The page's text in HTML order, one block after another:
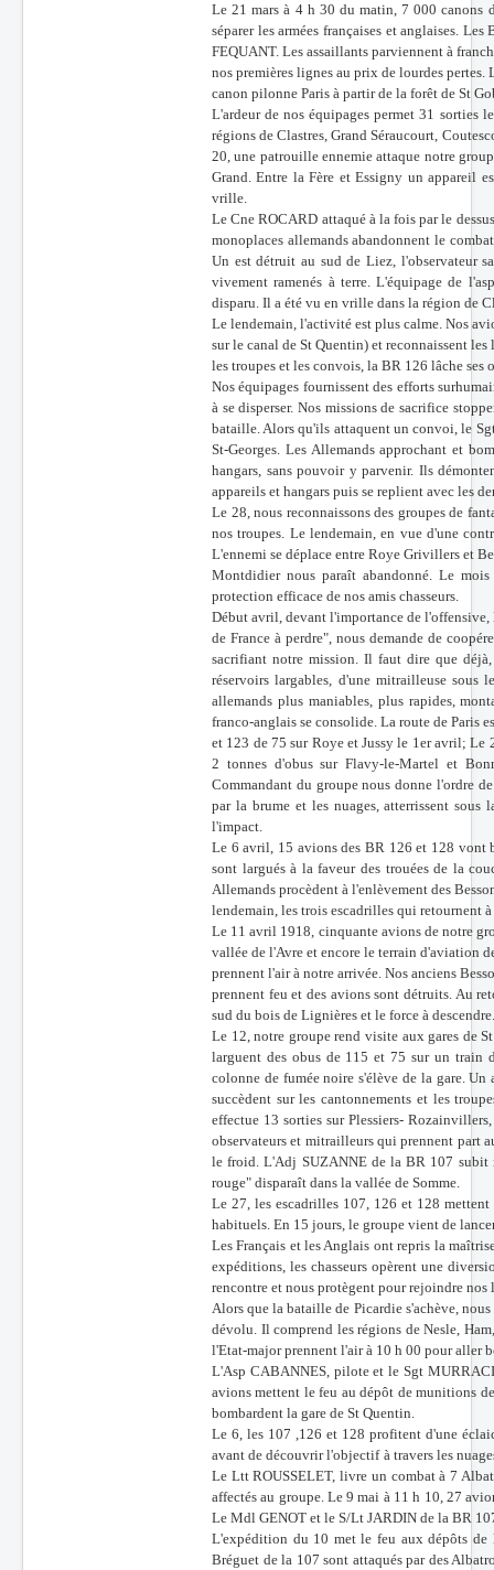
Le 21 mars à 4 h 30 du matin, 7 000 canons
séparer les armées françaises et anglaises.
FEQUANT. Les assaillants parviennent à
nos premières lignes au prix de lourdes
canon pilonne Paris à partir de la forêt de St
L'ardeur de nos équipages permet 31 sorties
régions de Clastres, Grand Séraucourt,
20, une patrouille ennemie attaque notre
Grand. Entre la Fère et Essigny un appareil
vrille.
Le Cne ROCARD attaqué à la fois par le
monoplaces allemands abandonnent le
Un est détruit au sud de Liez, l'observateur
vivement ramenés à terre. L'équipage de
disparu. Il a été vu en vrille dans la région de
Le lendemain, l'activité est plus calme. Nos
sur le canal de St Quentin) et reconnaissent
les troupes et les convois, la BR 126 lâche ses
Nos équipages fournissent des efforts
à se disperser. Nos missions de sacrifice
bataille. Alors qu'ils attaquent un convoi, le
St-Georges. Les Allemands approchant et
hangars, sans pouvoir y parvenir. Ils
appareils et hangars puis se replient avec les
Le 28, nous reconnaissons des groupes de
nos troupes. Le lendemain, en vue d'une
L'ennemi se déplace entre Roye Grivillers et
Montdidier nous paraît abandonné. Le
protection efficace de nos amis chasseurs.
Début avril, devant l'importance de
de France à perdre", nous demande de
sacrifiant notre mission. Il faut dire que
réservoirs largables, d'une mitrailleuse sous
allemands plus maniables, plus rapides,
franco-anglais se consolide. La route de Paris
et 123 de 75 sur Roye et Jussy le 1er avril;
2 tonnes d'obus sur Flavy-le-Martel et
Commandant du groupe nous donne l'ordre
par la brume et les nuages, atterrissent
l'impact.
Le 6 avril, 15 avions des BR 126 et 128 vont
sont largués à la faveur des trouées de la
Allemands procèdent à l'enlèvement des
lendemain, les trois escadrilles qui retournent
Le 11 avril 1918, cinquante avions de notre
vallée de l'Avre et encore le terrain d'aviation
prennent l'air à notre arrivée. Nos anciens
prennent feu et des avions sont détruits. Au
sud du bois de Lignières et le force à descendre.
Le 12, notre groupe rend visite aux gares de
larguent des obus de 115 et 75 sur un train
colonne de fumée noire s'élève de la gare.
succèdent sur les cantonnements et les
effectue 13 sorties sur Plessiers-
observateurs et mitrailleurs qui prennent part
le froid. L'Adj SUZANNE de la BR 107 subit
rouge" disparaît dans la vallée de Somme.
Le 27, les escadrilles 107, 126 et 128
habituels. En 15 jours, le groupe vient de
Les Français et les Anglais ont repris la
expéditions, les chasseurs opèrent une
rencontre et nous protègent pour rejoindre nos
Alors que la bataille de Picardie s'achève,
dévolu. Il comprend les régions de Nesle,
l'Etat-major prennent l'air à 10 h 00 pour aller
L'Asp CABANNES, pilote et le Sgt
avions mettent le feu au dépôt de munitions
bombardent la gare de St Quentin.
Le 6, les 107 ,126 et 128 profitent d'une
avant de découvrir l'objectif à travers les
Le Ltt ROUSSELET, livre un combat à 7
affectés au groupe. Le 9 mai à 11 h 10, 27
Le Mdl GENOT et le S/Lt JARDIN de la BR
L'expédition du 10 met le feu aux dépôts de
Bréguet de la 107 sont attaqués par des